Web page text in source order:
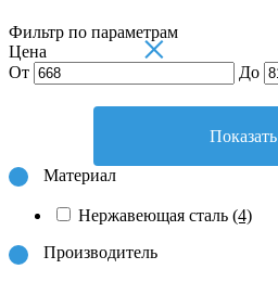
Фильтр по параметрам
×
Цена
От
До
Показать
Материал
Нержавеющая сталь (4)
Производитель